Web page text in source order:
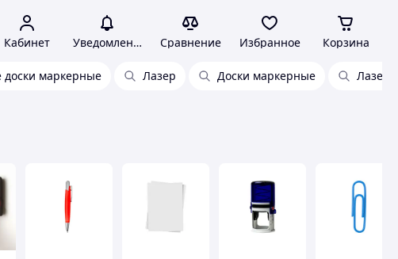
Кабинет Уведомления Сравнение Избранное Корзина
маркерные Лазер Доски маркерные Лазер